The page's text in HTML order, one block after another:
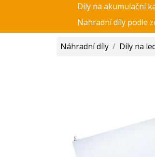
Díly na akumulační
Nahradní díly podle
Náhradní díly / Díly na